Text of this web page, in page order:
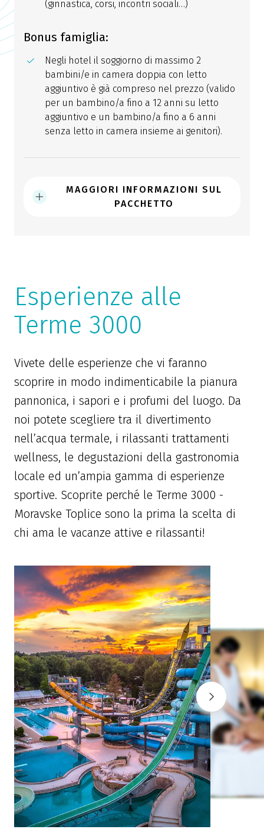
(ginnastica, corsi, incontri sociali…)
Bonus famiglia:
Negli hotel il soggiorno di massimo 2
bambini/e in camera doppia con letto
aggiuntivo è già compreso nel prezzo (valido
per un bambino/a fino a 12 anni su letto
aggiuntivo e un bambino/a fino a 6 anni
senza letto in camera insieme ai genitori).
MAGGIORI INFORMAZIONI SUL
PACCHETTO
Esperienze alle
Terme 3000
Vivete delle esperienze che vi faranno
scoprire in modo indimenticabile la pianura
pannonica, i sapori e i profumi del luogo. Da
noi potete scegliere tra il divertimento
nell’acqua termale, i rilassanti trattamenti
wellness, le degustazioni della gastronomia
locale ed un’ampia gamma di esperienze
sportive. Scoprite perché le Terme 3000 -
Moravske Toplice sono la prima la scelta di
chi ama le vacanze attive e rilassanti!